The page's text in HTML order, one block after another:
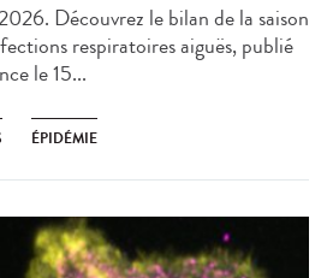
Découvrez le bilan de la saison
respiratoires aiguës, publié
le 15...
ÉPIDÉMIE